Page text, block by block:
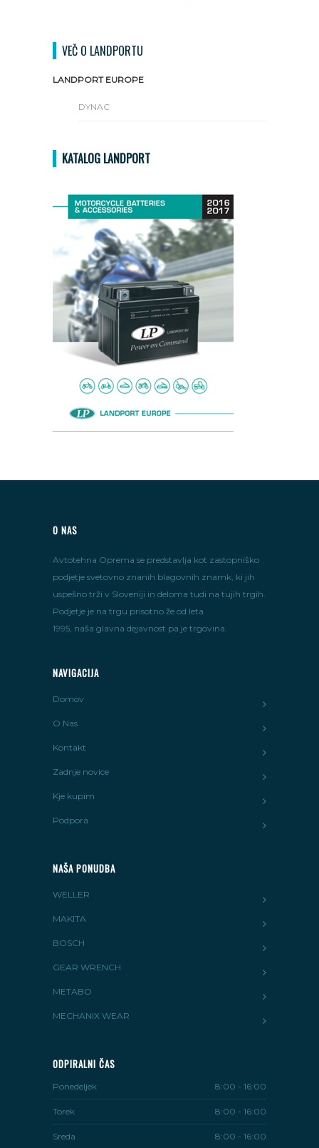
VEČ O LANDPORTU
LANDPORT EUROPE
DYNAC
KATALOG LANDPORT
O NAS
Avtotehna Oprema se predstavlja kot zastopniško
podjetje svetovno znanih blagovnih znamk, ki jih
uspešno trži v Sloveniji in deloma tudi na tujih trgih.
Podjetje je na trgu prisotno že od leta
1995, naša glavna dejavnost pa je trgovina.
NAVIGACIJA
Domov
O Nas
Kontakt
Zadnje novice
Kje kupim
Podpora
NAŠA PONUDBA
WELLER
MAKITA
BOSCH
GEAR WRENCH
METABO
MECHANIX WEAR
ODPIRALNI ČAS
Ponedeljek 8:00 - 16:00
Torek 8:00 - 16:00
Sreda 8:00 - 16:00